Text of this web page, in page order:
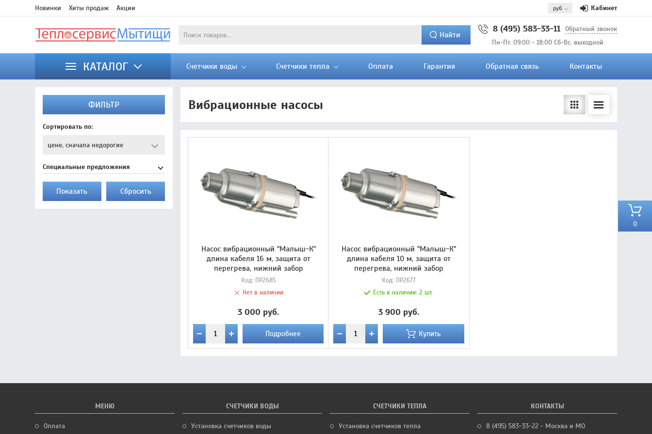
Новинки Хиты продаж Акции Кабинет
Найти
8 (495) 583-33-11 Обратный звонок
Пн-Пт. 09:00 - 18:00 Сб-Вс. выходной
КАТАЛОГ Счетчики воды Счетчики тепла Оплата Гарантия Обратная связь Контакты
0
ФИЛЬТР
Сортировать по:
Специальные предложения
Показать Cбросить
Вибрационные насосы
Насос вибрационный "Малыш-К"
длина кабеля 16 м, защита от
перегрева, нижний забор
Код: ПР2685
Нет в наличии
3 000 руб.
Подробнее
Насос вибрационный "Малыш-К"
длина кабеля 10 м, защита от
перегрева, нижний забор
Код: ПР2677
Есть в наличии:2 шт.
3 900 руб.
Купить
МЕНЮ
Оплата
СЧЕТЧИКИ ВОДЫ
Установка счетчиков воды
СЧЕТЧИКИ ТЕПЛА
Установка счетчиков тепла
КОНТАКТЫ
8 (495) 583-33-22 - Москва и МО